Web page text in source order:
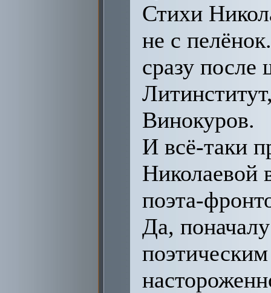
Стихи
не с
сразу после
Винокуров.
И всё-таки
Николаевой
поэта-
Да,